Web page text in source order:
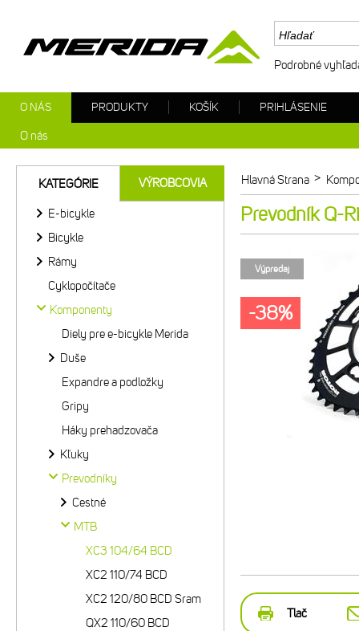
Hlavná Strana >
Prevodník Q-
Výpredaj
-38%
Tlač
KATEGÓRIE VÝROBCOVIA
E-bicykle
Bicykle
Rámy
Cyklopočítače
Komponenty
Diely pre e-bicykle Merida
Duše
Expandre a podložky
Gripy
Háky prehadzovača
Kľuky
Prevodníky
Cestné
MTB
XC3 104/64 BCD
XC2 110/74 BCD
XC2 120/80 BCD Sram
QX2 110/60 BCD
Podrobné
O NÁS
O nás
PRODUKTY KOŠÍK PRIHLÁSENIE